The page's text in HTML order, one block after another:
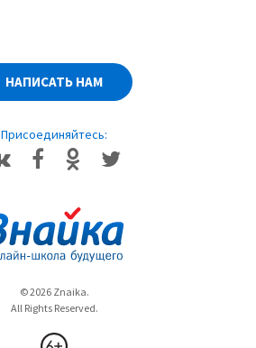
НАПИСАТЬ НАМ
Присоединяйтесь:
© 2026 Znaika.
All Rights Reserved.